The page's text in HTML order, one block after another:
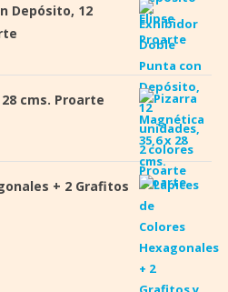
Depósito, 12
cms. Proarte
+ 2 Grafitos